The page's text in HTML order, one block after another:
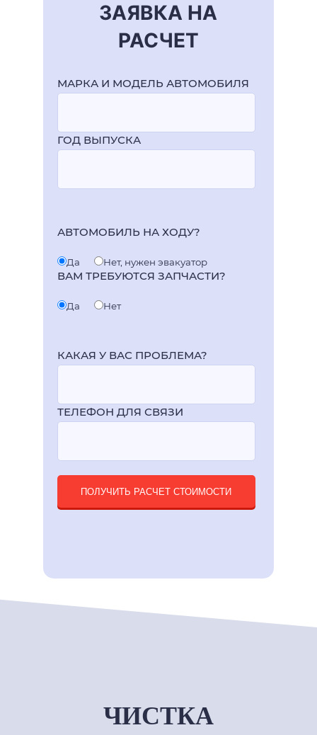
ЗАЯВКА НА
РАСЧЕТ
МАРКА И МОДЕЛЬ АВТОМОБИЛЯ
ГОД ВЫПУСКА
АВТОМОБИЛЬ НА ХОДУ?
Да Нет, нужен эвакуатор
ВАМ ТРЕБУЮТСЯ ЗАПЧАСТИ?
Да Нет
КАКАЯ У ВАС ПРОБЛЕМА?
ТЕЛЕФОН ДЛЯ СВЯЗИ
ПОЛУЧИТЬ РАСЧЕТ СТОИМОСТИ
ЧИСТКА